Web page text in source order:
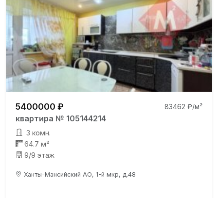
5400000 ₽ 83462 ₽/м²
квартира № 105144214
3 комн.
64.7 м²
9/9 этаж
Ханты-Мансийский АО, 1-й мкр, д.48